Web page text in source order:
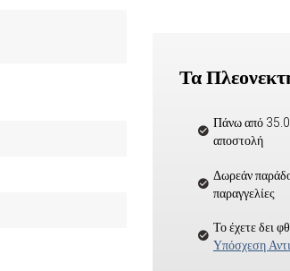
Τα
Πάνω από
αποστολή
Δωρεάν
παραγγελίες
Το έχετε δει
Υπόσχεση